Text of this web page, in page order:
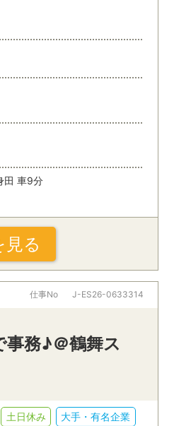
田 車9分
見る
仕事No J-ES26-0633314
務♪＠鶴舞ス
土日休み
大手・有名企業